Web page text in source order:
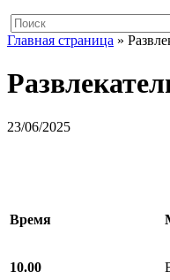
Главная страница »
23/06/2025
Время
10.00